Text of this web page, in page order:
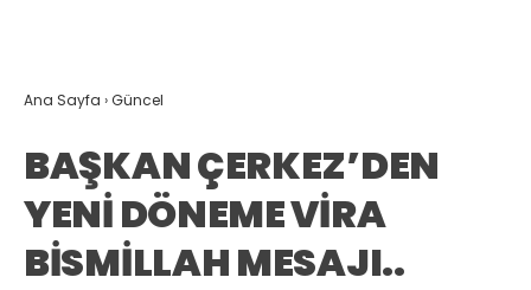
Ana Sayfa ›Güncel
BAŞKAN ÇERKEZ’DEN
YENİ DÖNEME VİRA
BİSMİLLAH MESAJI..